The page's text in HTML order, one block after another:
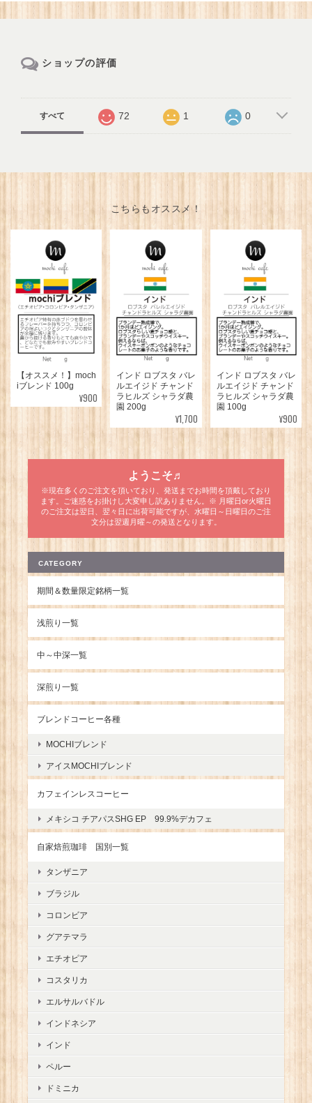
ショップの評価
すべて 72 1 0
こちらもオススメ！
【オススメ！】moch
iブレンド 100g
¥900
インド ロブスタ バレ
ルエイジド チャンド
ラヒルズ シャラダ農
園 200g
¥1,700
インド ロブスタ バレ
ルエイジド チャンド
ラヒルズ シャラダ農
園 100g
¥900
ようこそ♬
※現在多くのご注文を頂いており、発送までお時間を頂戴しており
ます。ご迷惑をお掛けし大変申し訳ありません。※ 月曜日or火曜日
のご注文は翌日、翌々日に出荷可能ですが、水曜日～日曜日のご注
文分は翌週月曜～の発送となります。
CATEGORY
期間＆数量限定銘柄一覧
浅煎り一覧
中～中深一覧
深煎り一覧
ブレンドコーヒー各種
MOCHIブレンド
アイスMOCHIブレンド
カフェインレスコーヒー
メキシコ チアパスSHG EP 99.9%デカフェ
自家焙煎珈琲 国別一覧
タンザニア
ブラジル
コロンビア
グアテマラ
エチオピア
コスタリカ
エルサルバドル
インドネシア
インド
ペルー
ドミニカ